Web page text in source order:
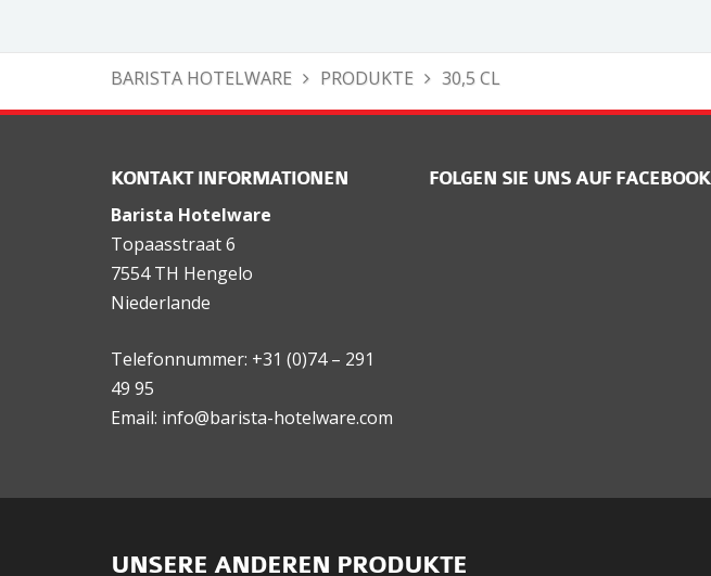
BARISTA HOTELWARE PRODUKTE 30,5 CL
KONTAKT INFORMATIONEN
Barista Hotelware
Topaasstraat 6
7554 TH Hengelo
Niederlande
Telefonnummer: +31 (0)74 – 291
49 95
Email: info@barista-hotelware.com
FOLGEN SIE UNS AUF FACEBOOK
UNSERE ANDEREN PRODUKTE